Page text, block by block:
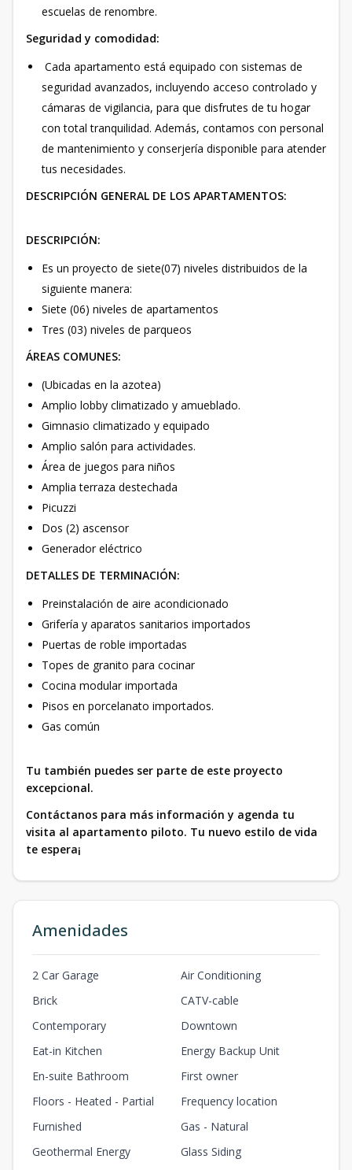
escuelas de renombre.
Seguridad y comodidad:
Cada apartamento está equipado con sistemas de
seguridad avanzados, incluyendo acceso controlado y
cámaras de vigilancia, para que disfrutes de tu hogar
con total tranquilidad. Además, contamos con personal
de mantenimiento y conserjería disponible para atender
tus necesidades.
DESCRIPCIÓN GENERAL DE LOS APARTAMENTOS:
DESCRIPCIÓN:
Es un proyecto de siete(07) niveles distribuidos de la
siguiente manera:
Siete (06) niveles de apartamentos
Tres (03) niveles de parqueos
ÁREAS COMUNES:
(Ubicadas en la azotea)
Amplio lobby climatizado y amueblado.
Gimnasio climatizado y equipado
Amplio salón para actividades.
Área de juegos para niños
Amplia terraza destechada
Picuzzi
Dos (2) ascensor
Generador eléctrico
DETALLES DE TERMINACIÓN:
Preinstalación de aire acondicionado
Grifería y aparatos sanitarios importados
Puertas de roble importadas
Topes de granito para cocinar
Cocina modular importada
Pisos en porcelanato importados.
Gas común
Tu también puedes ser parte de este proyecto
excepcional.
Contáctanos para más información y agenda tu
visita al apartamento piloto. Tu nuevo estilo de vida
te espera¡
Amenidades
2 Car Garage
Air Conditioning
Brick
CATV-cable
Contemporary
Downtown
Eat-in Kitchen
Energy Backup Unit
En-suite Bathroom
First owner
Floors - Heated - Partial
Frequency location
Furnished
Gas - Natural
Geothermal Energy
Glass Siding